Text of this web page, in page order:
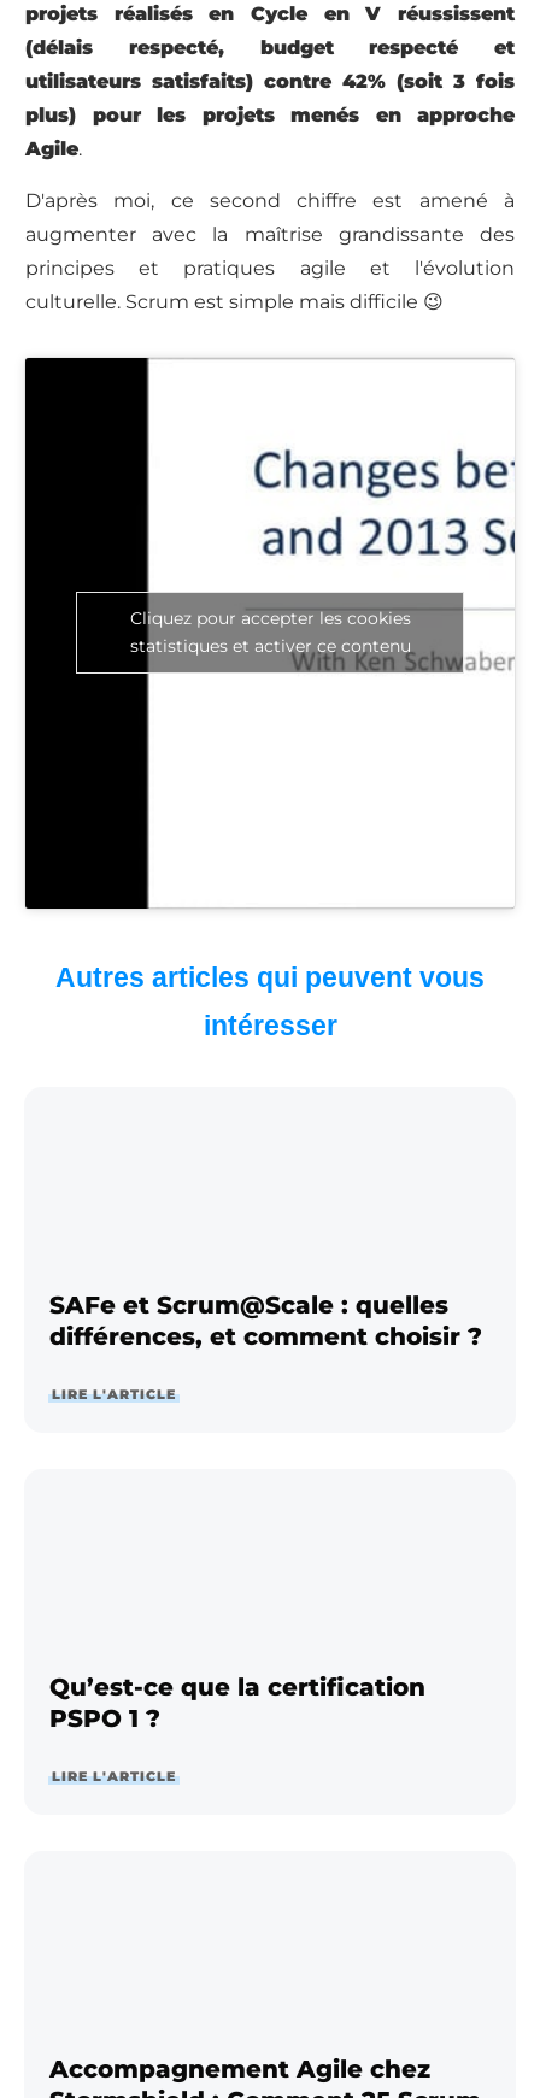
projets réalisés en Cycle en V réussissent
(délais respecté, budget respecté et
utilisateurs satisfaits) contre 42% (soit 3 fois
plus) pour les projets menés en approche
Agile.
D'après moi, ce second chiffre est amené à
augmenter avec la maîtrise grandissante des
principes et pratiques agile et l'évolution
culturelle. Scrum est simple mais difficile 😉
Cliquez pour accepter les cookies
statistiques et activer ce contenu
Autres articles qui peuvent vous
intéresser
SAFe et Scrum@Scale : quelles
différences, et comment choisir ?
LIRE L'ARTICLE
Qu’est-ce que la certification
PSPO 1 ?
LIRE L'ARTICLE
Accompagnement Agile chez